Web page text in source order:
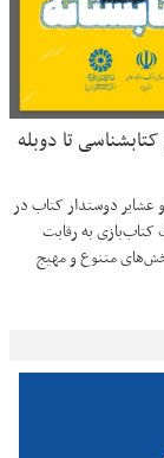
کتابشناسی تا دوبله
و عشایر دوستدار کتاب در
و در قالب ۲۰ تیم، در لیگ کتاب‌بازی به رقابت
متنوع و مهیج